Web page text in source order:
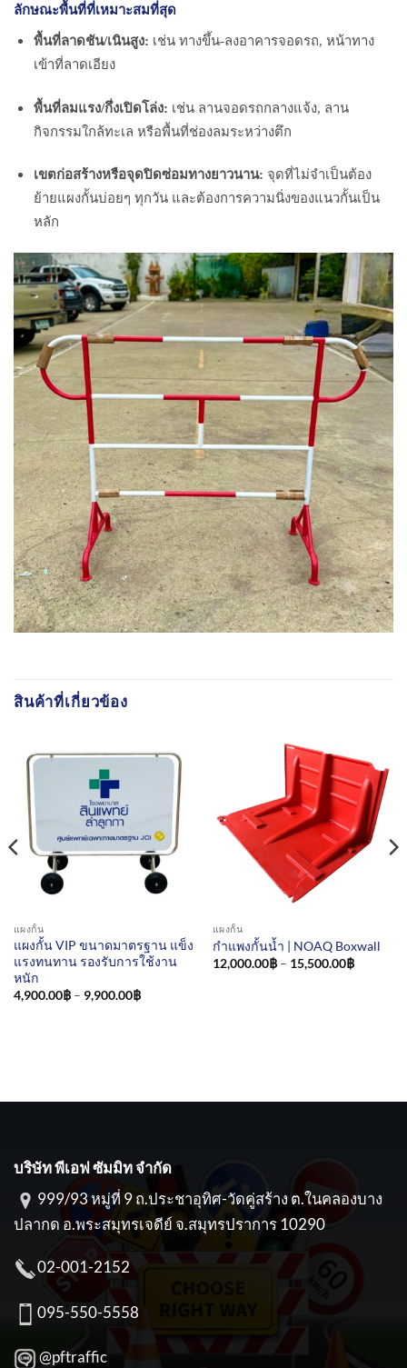
ลักษณะพื้นที่ที่เหมาะสมที่สุด
พื้นที่ลาดชัน/เนินสูง: เช่น ทางขึ้น-ลงอาคารจอดรถ, หน้าทาง
เข้าที่ลาดเอียง
พื้นที่ลมแรง/กึ่งเปิดโล่ง: เช่น ลานจอดรถกลางแจ้ง, ลาน
กิจกรรมใกล้ทะเล หรือพื้นที่ช่องลมระหว่างตึก
เขตก่อสร้างหรือจุดปิดซ่อมทางยาวนาน: จุดที่ไม่จำเป็นต้อง
ย้ายแผงกั้นบ่อยๆ ทุกวัน และต้องการความนิ่งของแนวกั้นเป็น
หลัก
สินค้าที่เกี่ยวข้อง
แผงกั้น
แผงกั้น VIP ขนาดมาตรฐาน แข็ง
แรงทนทาน รองรับการใช้งาน
หนัก
4,900.00฿ – 9,900.00฿Price
แผงกั้น
กำแพงกั้นน้ำ | NOAQ Boxwall
12,000.00฿ – 15,500.00฿Price
บริษัท พีเอฟ ซัมมิท จำกัด
999/93 หมู่ที่ 9 ถ.ประชาอุทิศ-วัดคู่สร้าง ต.ในคลองบาง
ปลากด อ.พระสมุทรเจดีย์ จ.สมุทรปราการ 10290
02-001-2152
095-550-5558
@pftraffic